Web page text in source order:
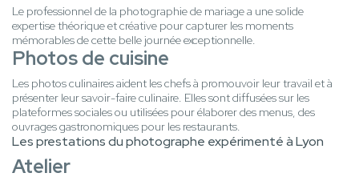
Le professionnel de la photographie de mariage a une solide
expertise théorique et créative pour capturer les moments
mémorables de cette belle journée exceptionnelle.
Photos de cuisine
Les photos culinaires aident les chefs à promouvoir leur travail et à
présenter leur savoir-faire culinaire. Elles sont diffusées sur les
plateformes sociales ou utilisées pour élaborer des menus, des
ouvrages gastronomiques pour les restaurants.
Les prestations du photographe expérimenté à Lyon
Atelier